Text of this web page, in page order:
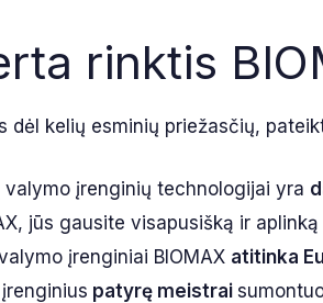
rinktis
dėl kelių esminių priežasčių,
valymo įrenginių technologijai yra
jūs gausite visapusišką ir
įrenginiai BIOMAX atitinka
patyrę meistrai